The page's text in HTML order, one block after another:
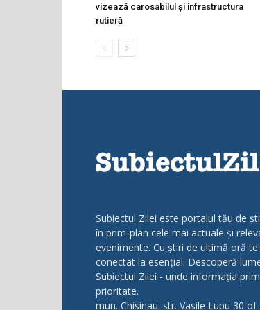
vizează carosabilul și infrastructura
rutieră
Subiectul Zilei este portalul tău de
în prim-plan cele mai actuale și
evenimente. Cu știri de ultimă oră
conectat la esențial. Descoperă
Subiectul Zilei - unde informația
prioritate.
mun. Chisinau. str. Vasile Lupu 30 of